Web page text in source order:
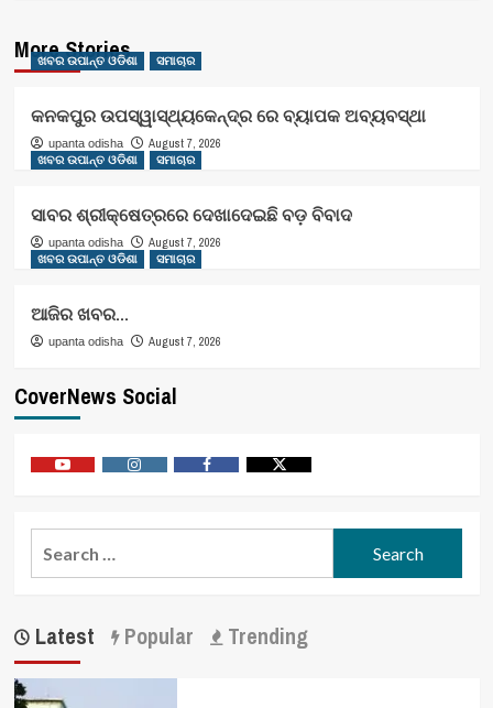
More Stories
ଖବର ଉପାନ୍ତ ଓଡିଶା ସମାଚାର
କନକପୁର ଉପସ୍ୱାସ୍ଥ୍ୟକେନ୍ଦ୍ର ରେ ବ୍ୟାପକ ଅବ୍ୟବସ୍ଥା
upanta odisha
August 7, 2026
ଖବର ଉପାନ୍ତ ଓଡିଶା
ସମାଚାର
ସାବର ଶ୍ରୀକ୍ଷେତ୍ରରେ ଦେଖାଦେଇଛି ବଡ଼ ବିବାଦ
upanta odisha
August 7, 2026
ଖବର ଉପାନ୍ତ ଓଡିଶା
ସମାଚାର
ଆଜିର ଖବର…
upanta odisha August 7, 2026
CoverNews Social
Latest Popular Trending